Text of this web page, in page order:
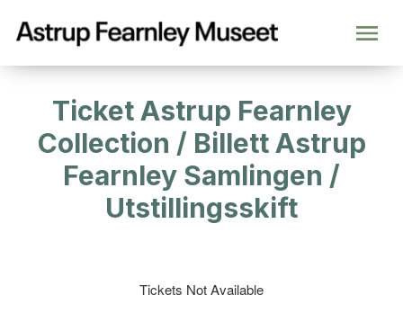
Ticket Astrup Fearnley
Collection / Billett Astrup
Fearnley Samlingen /
Utstillingsskift
Tickets Not Available